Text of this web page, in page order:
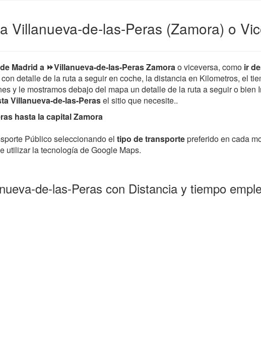
Villanueva-de-las-Peras (Zamora) o
Madrid a ⏩Villanueva-de-las-Peras Zamorao viceversa, como ir
detalle de la ruta a seguir en coche, la distancia en Kilometros, el
y le mostramos debajo del mapa un detalle de la ruta a seguir o bien
Villanueva-de-las-Perasel sitio que necesite..
hasta la capital Zamora
Público seleccionando el tipo de transportepreferido en cada
utilizar la tecnología de Google Maps.
de-las-Peras con Distancia y tiempo